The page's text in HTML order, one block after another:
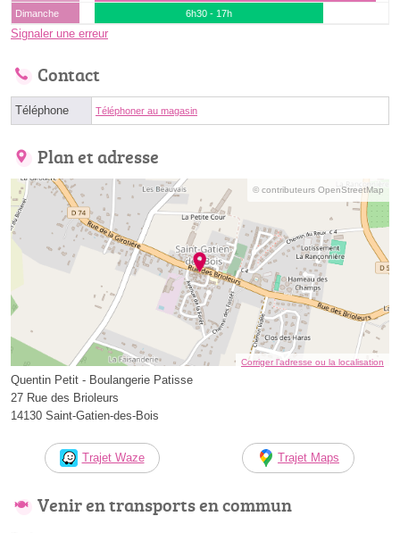
Dimanche
6h30 - 17h
Signaler une erreur
Contact
Téléphone Téléphoner au magasin
Plan et adresse
© contributeurs OpenStreetMap
Corriger l’adresse ou la localisation
Quentin Petit - Boulangerie Patisse
27 Rue des Brioleurs
14130 Saint-Gatien-des-Bois
Trajet Waze Trajet Maps
Venir en transports en commun